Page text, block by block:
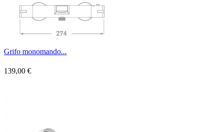
Grifo monomando...
139,00 €